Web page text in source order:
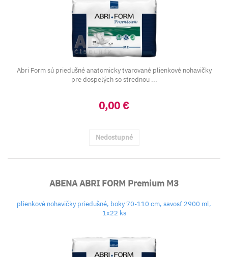
Abri Form sú priedušné anatomicky tvarované plienkové nohavičky
pre dospelých so strednou ...
0,00 €
Nedostupné
ABENA ABRI FORM Premium M3
plienkové nohavičky priedušné, boky 70-110 cm, savosť 2900 ml,
1x22 ks